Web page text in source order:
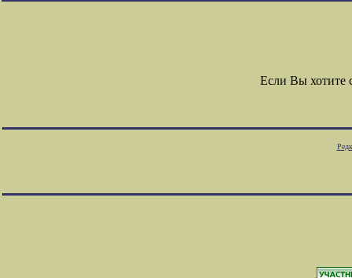
Если Вы хотите